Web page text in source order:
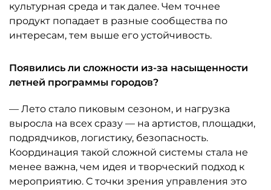
культурная среда и так далее. Чем точнее
продукт попадает в разные сообщества по
интересам, тем выше его устойчивость.
Появились ли сложности из-за насыщенности
летней программы городов?
— Лето стало пиковым сезоном, и нагрузка
выросла на всех сразу — на артистов, площадки,
подрядчиков, логистику, безопасность.
Координация такой сложной системы стала не
менее важна, чем идея и творческий подход к
мероприятию. С точки зрения управления это